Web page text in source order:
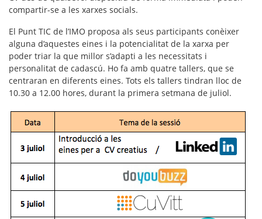
compartir-se a les xarxes socials.
El Punt TIC de l’IMO proposa als seus participants conèixer
alguna d’aquestes eines i la potencialitat de la xarxa per
poder triar la que millor s’adapti a les necessitats i
personalitat de cadascú. Ho fa amb quatre tallers, que se
centraran en diferents eines. Tots els tallers tindran lloc de
10.30 a 12.00 hores, durant la primera setmana de juliol.